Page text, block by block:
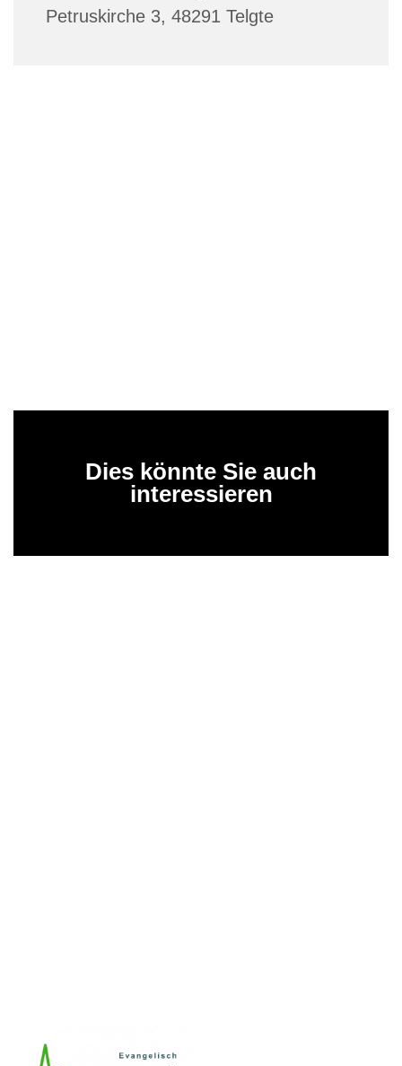
Petruskirche 3, 48291 Telgte
Dies könnte Sie auch
interessieren